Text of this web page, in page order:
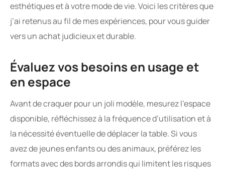
esthétiques et à votre mode de vie. Voici les critères que
j’ai retenus au fil de mes expériences, pour vous guider
vers un achat judicieux et durable.
Évaluez vos besoins en usage et
en espace
Avant de craquer pour un joli modèle, mesurez l’espace
disponible, réfléchissez à la fréquence d’utilisation et à
la nécessité éventuelle de déplacer la table. Si vous
avez de jeunes enfants ou des animaux, préférez les
formats avec des bords arrondis qui limitent les risques